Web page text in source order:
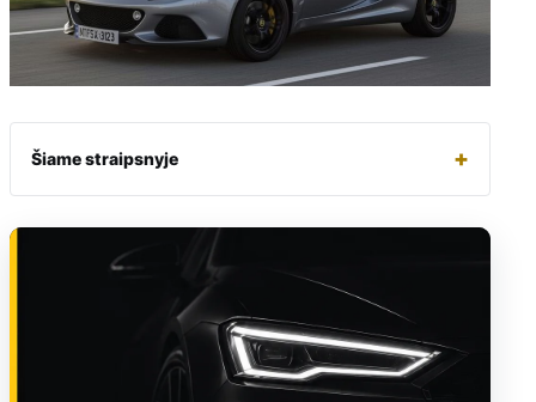
Šiame straipsnyje +